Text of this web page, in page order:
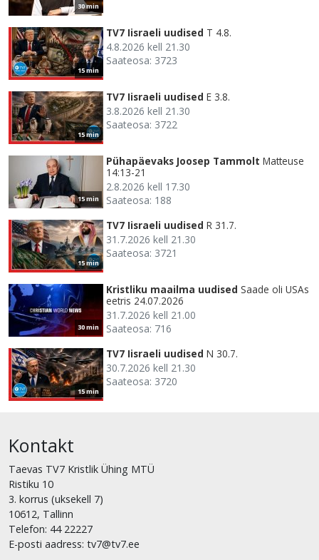
30 min
15 min
TV7 Iisraeli uudised T 4.8.
4.8.2026 kell 21.30
Saateosa: 3723
15 min
TV7 Iisraeli uudised E 3.8.
3.8.2026 kell 21.30
Saateosa: 3722
15 min
Pühapäevaks Joosep Tammolt Matteuse
14:13-21
2.8.2026 kell 17.30
Saateosa: 188
15 min
TV7 Iisraeli uudised R 31.7.
31.7.2026 kell 21.30
Saateosa: 3721
30 min
Kristliku maailma uudised Saade oli USAs
eetris 24.07.2026
31.7.2026 kell 21.00
Saateosa: 716
15 min
TV7 Iisraeli uudised N 30.7.
30.7.2026 kell 21.30
Saateosa: 3720
Kontakt
Taevas TV7 Kristlik Ühing MTÜ
Ristiku 10
3. korrus (uksekell 7)
10612, Tallinn
Telefon: 44 22227
E-posti aadress: tv7@tv7.ee